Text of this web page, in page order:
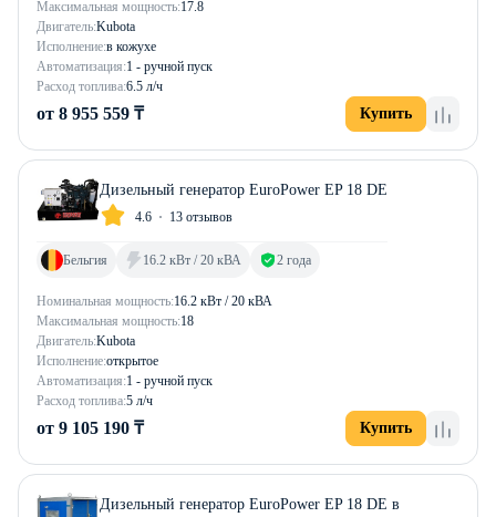
Максимальная мощность:17.8
Двигатель:Kubota
Исполнение:в кожухе
Автоматизация:1 - ручной пуск
Расход топлива:6.5 л/ч
от 8 955 559 ₸ Купить
Дизельный генератор EuroPower EP 18 DE
4.6 13 отзывов
Номинальная мощность:16.2 кВт / 20 кВА
Максимальная мощность:18
Двигатель:Kubota
Исполнение:открытое
Автоматизация:1 - ручной пуск
Расход топлива:5 л/ч
Бельгия 16.2 кВт / 20 кВА 2 года
от 9 105 190 ₸ Купить
Дизельный генератор EuroPower EP 18 DE в